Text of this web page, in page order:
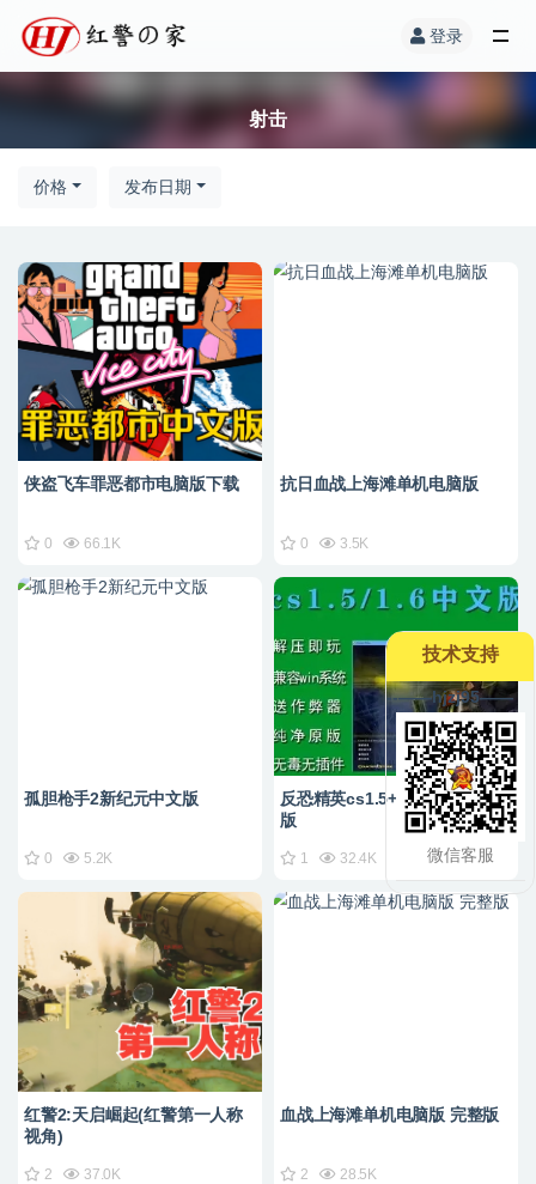
登录
射击
价格 发布日期
侠盗飞车罪恶都市电脑版下载
0 66.1K
抗日血战上海滩单机电脑版
0 3.5K
孤胆枪手2新纪元中文版
0 5.2K
反恐精英cs1.5+1.6单机版电脑
版
1 32.4K
红警2:天启崛起(红警第一人称
视角)
2 37.0K
血战上海滩单机电脑版 完整版
2 28.5K
技术支持
--——hjzj95——
微信客服